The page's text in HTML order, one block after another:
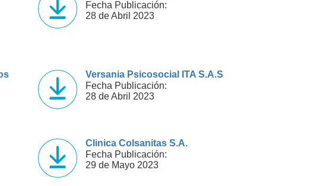
Fecha Publicación:
28 de Abril 2023
Versania Psicosocial ITA S.A.S
Fecha Publicación:
28 de Abril 2023
Clinica Colsanitas S.A.
Fecha Publicación:
29 de Mayo 2023